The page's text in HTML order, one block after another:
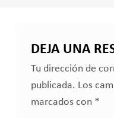
DEJA UNA
Tu dirección de
publicada. Los
marcados con *